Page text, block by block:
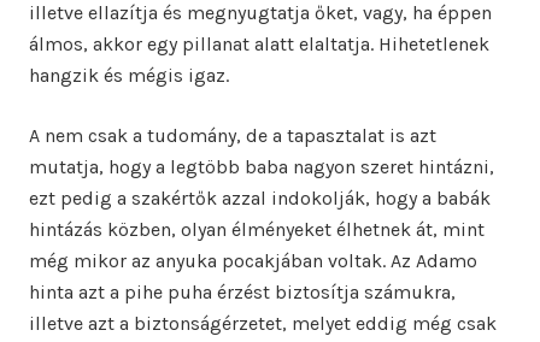
illetve ellazítja és megnyugtatja őket, vagy, ha éppen
álmos, akkor egy pillanat alatt elaltatja. Hihetetlenek
hangzik és mégis igaz.
A nem csak a tudomány, de a tapasztalat is azt
mutatja, hogy a legtöbb baba nagyon szeret hintázni,
ezt pedig a szakértők azzal indokolják, hogy a babák
hintázás közben, olyan élményeket élhetnek át, mint
még mikor az anyuka pocakjában voltak. Az Adamo
hinta azt a pihe puha érzést biztosítja számukra,
illetve azt a biztonságérzetet, melyet eddig még csak